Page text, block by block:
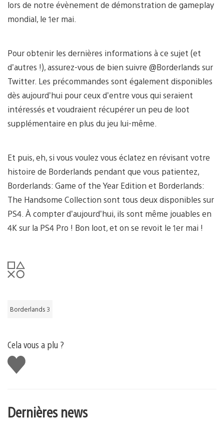
lors de notre évènement de démonstration de gameplay
mondial, le 1er mai.
Pour obtenir les dernières informations à ce sujet (et
d’autres !), assurez-vous de bien suivre @Borderlands sur
Twitter. Les précommandes sont également disponibles
dès aujourd’hui pour ceux d’entre vous qui seraient
intéressés et voudraient récupérer un peu de loot
supplémentaire en plus du jeu lui-même.
Et puis, eh, si vous voulez vous éclatez en révisant votre
histoire de Borderlands pendant que vous patientez,
Borderlands: Game of the Year Edition et Borderlands:
The Handsome Collection sont tous deux disponibles sur
PS4. À compter d’aujourd’hui, ils sont même jouables en
4K sur la PS4 Pro ! Bon loot, et on se revoit le 1er mai !
Borderlands 3
Cela vous a plu ?
J'aime
Dernières news